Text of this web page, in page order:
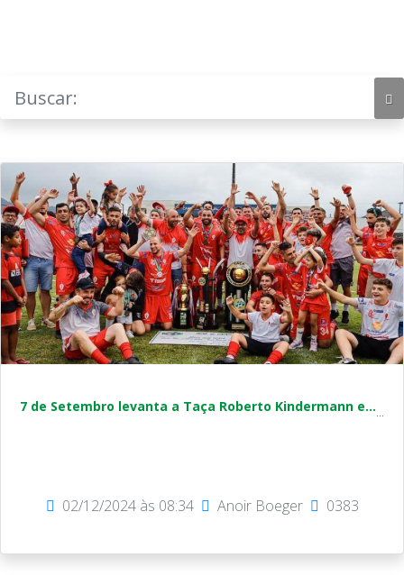
7 de Setembro levanta a Taça Roberto Kindermann e......
02/12/2024 às 08:34 Anoir Boeger 0383